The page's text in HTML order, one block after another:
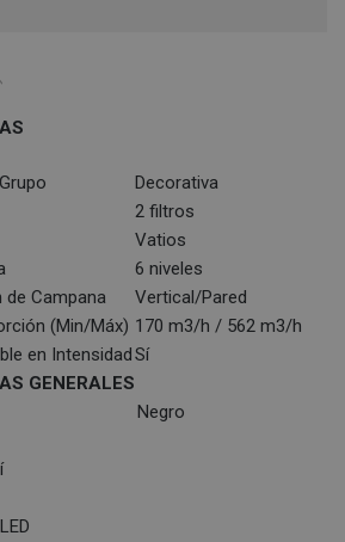
Decorativa
2 filtros
Vatios
6 niveles
Campana
Vertical/Pared
(Min/Máx) 170 m3/h / 562 m3/h
en IntensidadSí
GENERALES
Negro
LED